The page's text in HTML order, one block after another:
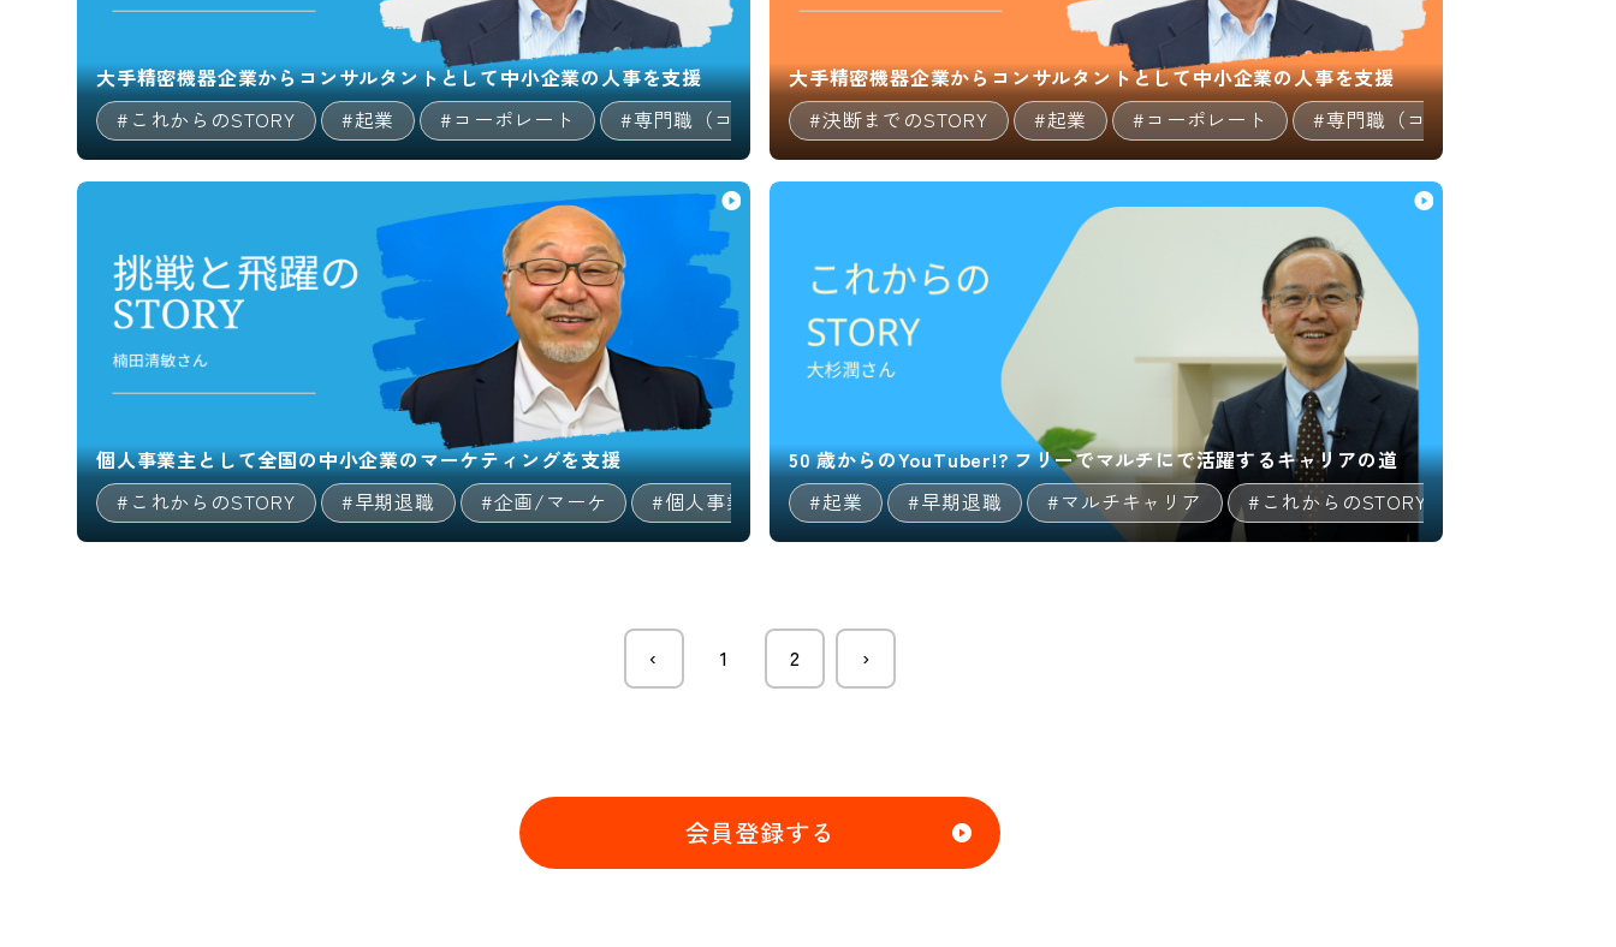
大手精密機器企業からコンサルタントとして中小企業の人事を支援
#これからのSTORY
#起業 #コーポレート #専門職（コンサルタント等） #経営者 08:21
大手精密機器企業からコンサルタントとして中小企業の人事を支援
#決断までのSTORY
#起業 #コーポレート #専門職（コンサルタント等）
個人事業主として全国の中小企業のマーケティングを支援
#これからのSTORY
#早期退職 #企画/マーケ #個人事業主 #マルチキャリア #専門職（コンサルタント等） 08:59
50 歳からのYouTuber!? フリーでマルチにで活躍するキャリアの道
#起業
#早期退職 #マルチキャリア #これからのSTORY
‹ 1 2 ›
会員登録する